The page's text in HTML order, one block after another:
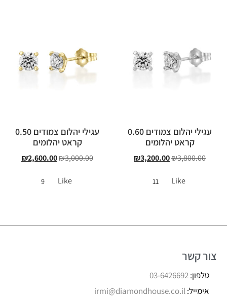
עגילי יהלום צמודים 0.60
קראט יהלומים
₪3,800.00
₪3,200.00
Like
11
עגילי יהלום צמודים 0.50
קראט יהלומים
₪3,000.00
₪2,600.00
Like
9
צור קשר
טלפון:03-6426692
אימייל:irmi@diamondhouse.co.il